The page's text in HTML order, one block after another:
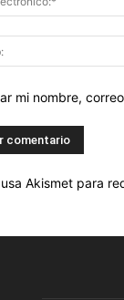
mi nombre,
Akismet para